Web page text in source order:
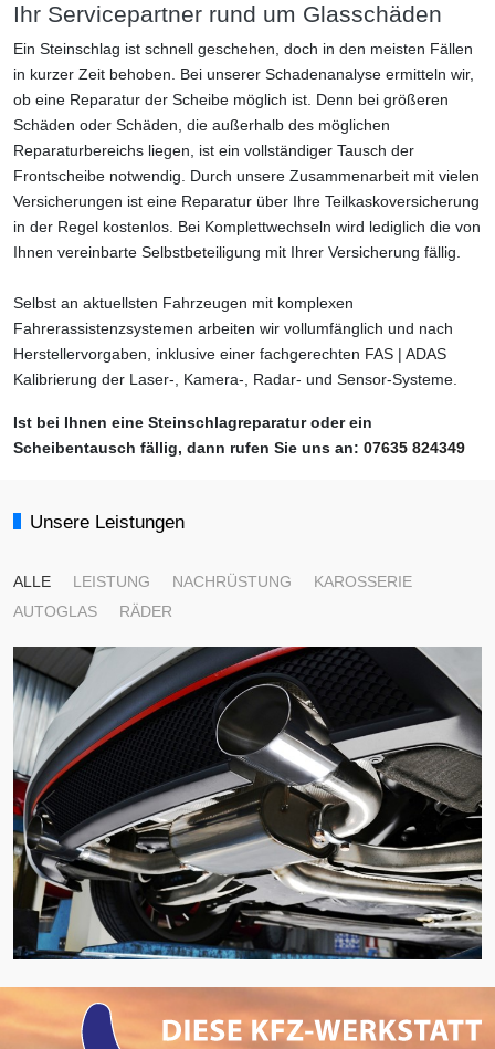
Ihr Servicepartner rund um Glasschäden
Ein Steinschlag ist schnell geschehen, doch in den meisten Fällen
in kurzer Zeit behoben. Bei unserer Schadenanalyse ermitteln wir,
ob eine Reparatur der Scheibe möglich ist. Denn bei größeren
Schäden oder Schäden, die außerhalb des möglichen
Reparaturbereichs liegen, ist ein vollständiger Tausch der
Frontscheibe notwendig. Durch unsere Zusammenarbeit mit vielen
Versicherungen ist eine Reparatur über Ihre Teilkaskoversicherung
in der Regel kostenlos. Bei Komplettwechseln wird lediglich die von
Ihnen vereinbarte Selbstbeteiligung mit Ihrer Versicherung fällig.
Selbst an aktuellsten Fahrzeugen mit komplexen
Fahrerassistenzsystemen arbeiten wir vollumfänglich und nach
Herstellervorgaben, inklusive einer fachgerechten FAS | ADAS
Kalibrierung der Laser-, Kamera-, Radar- und Sensor-Systeme.
Ist bei Ihnen eine Steinschlagreparatur oder ein
Scheibentausch fällig, dann rufen Sie uns an: 07635 824349
Unsere Leistungen
ALLE LEISTUNG NACHRÜSTUNG
KAROSSERIE
AUTOGLAS
RÄDER